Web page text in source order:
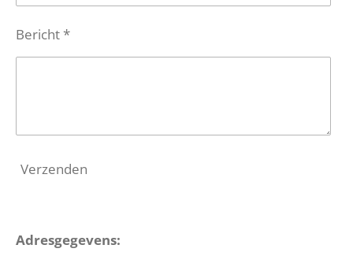
Bericht *
Verzenden
Adresgegevens: